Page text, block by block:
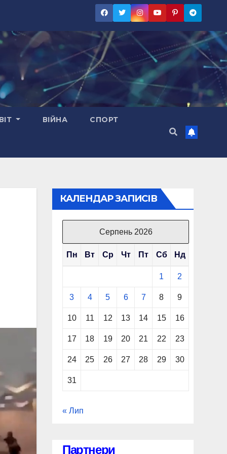
ВІЙНА СПОРТ
КАЛЕНДАР ЗАПИСІВ
Серпень 2026
Пн Вт Ср Чт Пт Сб Нд
1 2
3 4 5 6 7 8 9
10 11 12 13 14 15 16
17 18 19 20 21 22 23
24 25 26 27 28 29 30
31
« Лип
Партнери